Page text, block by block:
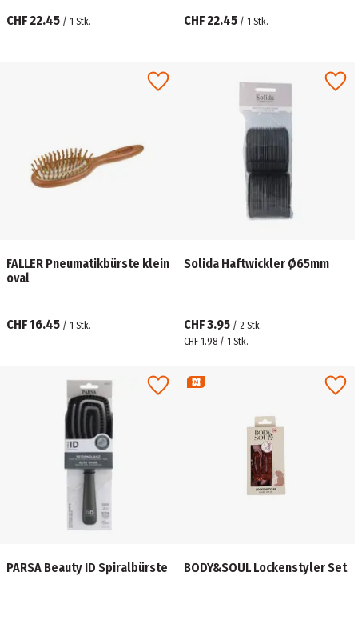
CHF 22.45 / 1 Stk. CHF 22.45 / 1 Stk.
FALLER Pneumatikbürste klein
oval
CHF 16.45 / 1 Stk.
Solida Haftwickler Ø65mm
CHF 3.95 / 2 Stk.
CHF 1.98 / 1 Stk.
PARSA Beauty ID Spiralbürste BODY&SOUL Lockenstyler Set